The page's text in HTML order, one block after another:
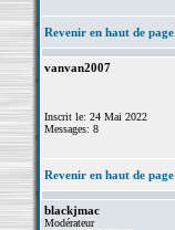
Revenir en haut de page
vanvan2007
Inscrit le: 24 Mai 2022
Messages: 8
Revenir en haut de page
blackjmac
Modérateur